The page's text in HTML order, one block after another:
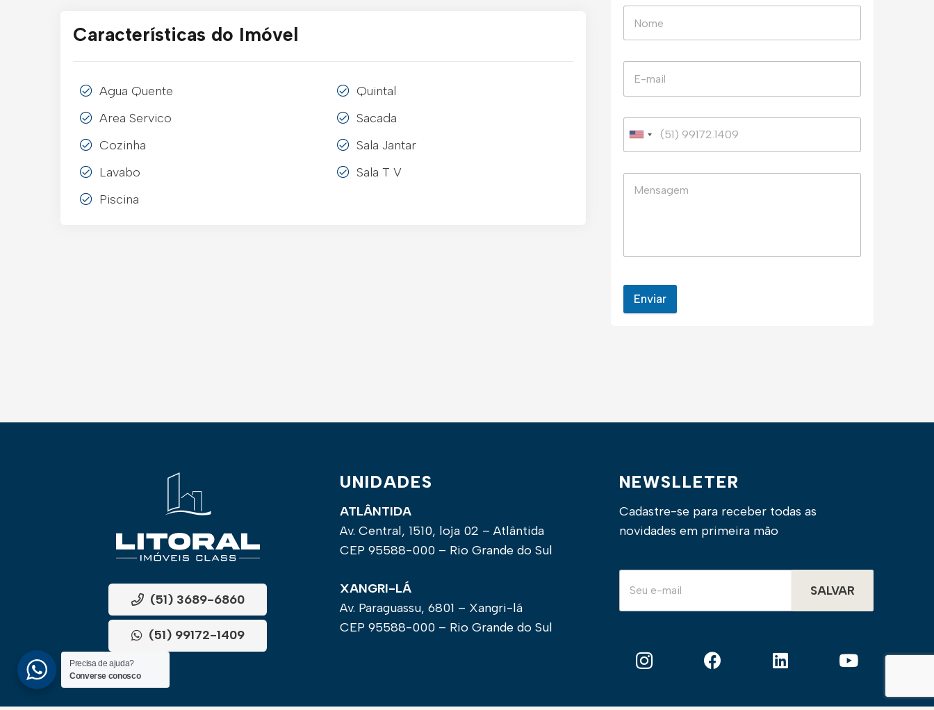
Características do Imóvel
Agua Quente
Area Servico
Cozinha
Lavabo
Piscina
Quintal
Sacada
Sala Jantar
Sala T V
Enviar
(51) 3689-6860
(51) 99172-1409
UNIDADES
ATLÂNTIDA
Av. Central, 1510, loja 02 – Atlântida
CEP 95588-000 – Rio Grande do Sul
XANGRI-LÁ
Av. Paraguassu, 6801 – Xangri-lá
CEP 95588-000 – Rio Grande do Sul
NEWSLLETER
Cadastre-se para receber todas as
novidades em primeira mão
SALVAR
Precisa de ajuda?
Converse conosco